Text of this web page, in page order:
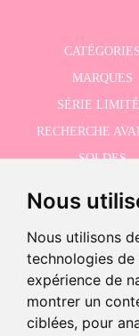
Nous
Nous utilisons
technologies
expérience de
montrer un
ciblées, pour
CATÉGORIES
MARQUES
SÉRIE
RECHERCHE
SOLDES